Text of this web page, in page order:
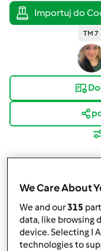
TM 7
Ciasto
We Care About
We and our315
data, like browsing
device. Selecting I
technologies to